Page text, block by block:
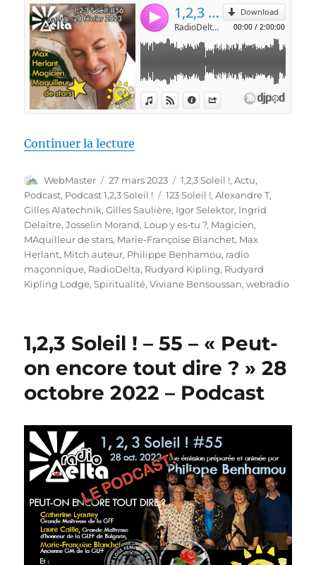
Continuer la lecture
Auteur
WebMaster
Publié
le
27 mars 2023 Catégories
1,2,3 Soleil !,Actu,
Podcast, Podcast 1,2,3 Soleil ! Étiquettes
123 Soleil !,Alexandre T,
Gilles Alatechnik,Gilles Saulière, Igor Selektor, Ingrid
Delaitre,Josselin Morand, Loup y es-tu ?, Magicien,
MAquilleur de stars, Marie-Françoise Blanchet, Max
Herlant, Mitch auteur, Philippe Benhamou, radio
maçonnique, RadioDelta, Rudyard Kipling, Rudyard
Kipling Lodge,Spiritualité,Viviane Bensoussan,webradio
1,2,3 Soleil ! – 55 – « Peut-
on encore tout dire ? » 28
octobre 2022 – Podcast